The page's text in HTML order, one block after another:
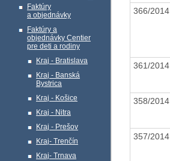
Faktúry
a objednávky
Faktúry a
objednávky Centier
pre deti a rodiny
Kraj - Bratislava
Kraj - Banská
Bystrica
Kraj - Košice
Kraj - Nitra
Kraj - Prešov
Kraj- Trenčín
Kraj- Trnava
366/2014
361/2014
358/2014
357/2014